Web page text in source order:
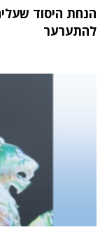
הנחת היסוד
להתערער